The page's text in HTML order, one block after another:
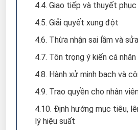
4.4. Giao tiếp và thuyết phục
4.5. Giải quyết xung đột
4.6. Thừa nhận sai lầm và
4.7. Tôn trọng ý kiến cá nhân
4.8. Hành xử minh bạch và
4.9. Trao quyền cho nhân
4.10. Định hướng mục tiêu,
lý hiệu suất